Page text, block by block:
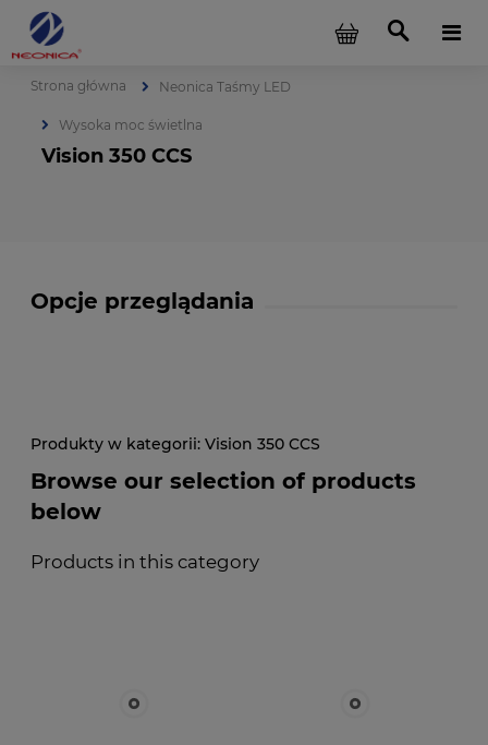
Strona główna Neonica Taśmy LED
Wysoka moc świetlna
Vision 350 CCS
Opcje przeglądania
Vision 350 CCS
Browse our selection of products
below
Products in this category